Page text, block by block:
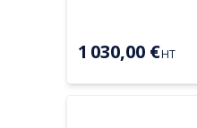
1 030,00 €HT